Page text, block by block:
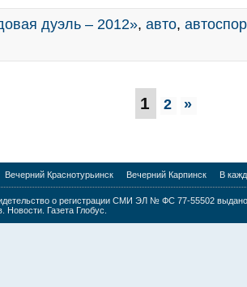
дуэль – 2012», авто,
1 2 »
Вечерний Краснотурьинск Вечерний Карпинск В
о регистрации СМИ ЭЛ № ФС 77-55502
Новости. Газета Глобус